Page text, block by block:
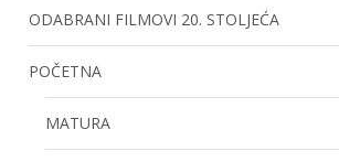
ODABRANI FILMOVI 20. STOLJEĆA
POČETNA
MATURA